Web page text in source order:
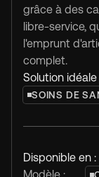
grâce à des
libre-service,
l'emprunt
complet.
Solution idéale
SOINS DE
Disponible en :